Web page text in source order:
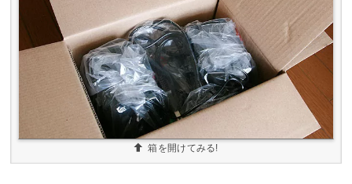
箱を開けてみる!